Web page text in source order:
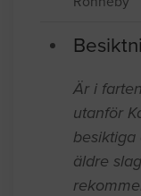
Är i
utanför
besiktiga
äldre